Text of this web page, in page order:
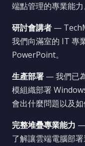
端點管理的專業能力
研討會講者 —
我們向滿室的 IT 專
PowerPoint。
生產部署 — 我們已
模組織部署
會出什麼問題以及如
完整堆疊專業能力 —
了解讓雲端電腦部